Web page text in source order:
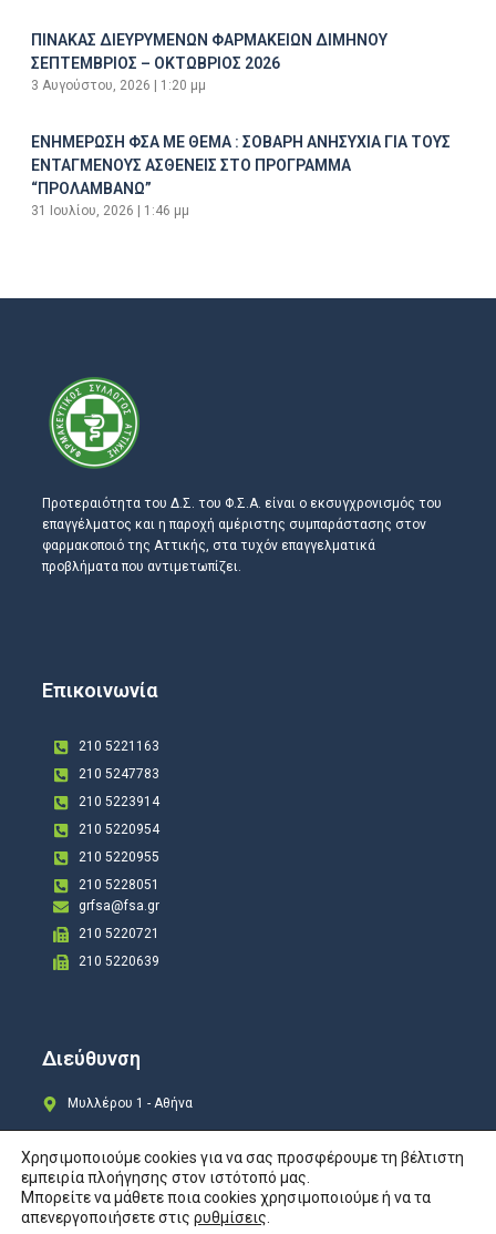
ΠΙΝΑΚΑΣ ΔΙΕΥΡΥΜΕΝΩΝ ΦΑΡΜΑΚΕΙΩΝ ΔΙΜΗΝΟΥ
ΣΕΠΤΕΜΒΡΙΟΣ – ΟΚΤΩΒΡΙΟΣ 2026
3 Αυγούστου, 2026 1:20 μμ
ΕΝΗΜΕΡΩΣΗ ΦΣΑ ΜΕ ΘΕΜΑ : ΣΟΒΑΡΗ ΑΝΗΣΥΧΙΑ ΓΙΑ ΤΟΥΣ
ΕΝΤΑΓΜΕΝΟΥΣ ΑΣΘΕΝΕΙΣ ΣΤΟ ΠΡΟΓΡΑΜΜΑ
“ΠΡΟΛΑΜΒΑΝΩ”
31 Ιουλίου, 2026 1:46 μμ
Προτεραιότητα του Δ.Σ. του Φ.Σ.Α. είναι ο εκσυγχρονισμός του
επαγγέλματος και η παροχή αμέριστης συμπαράστασης στον
φαρμακοποιό της Αττικής, στα τυχόν επαγγελματικά
προβλήματα που αντιμετωπίζει.
Επικοινωνία
210 5221163
210 5247783
210 5223914
210 5220954
210 5220955
210 5228051
grfsa@fsa.gr
210 5220721
210 5220639
Διεύθυνση
Μυλλέρου 1 - Αθήνα
Copyright © 2024 All rights Reserved. Design byCOSMOTE New Site4U
Χρησιμοποιούμε cookies για να σας προσφέρουμε τη βέλτιστη
εμπειρία πλοήγησης στον ιστότοπό μας.
Μπορείτε να μάθετε ποια cookies χρησιμοποιούμε ή να τα
απενεργοποιήσετε στις ρυθμίσεις